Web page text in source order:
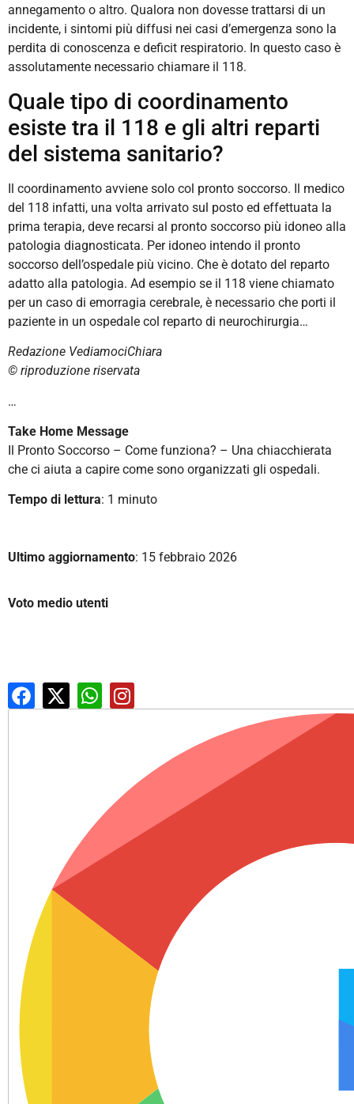
annegamento o altro. Qualora non dovesse trattarsi di un
incidente, i sintomi più diffusi nei casi d’emergenza sono la
perdita di conoscenza e deficit respiratorio. In questo caso è
assolutamente necessario chiamare il 118.
Quale tipo di coordinamento
esiste tra il 118 e gli altri reparti
del sistema sanitario?
Il coordinamento avviene solo col pronto soccorso. Il medico
del 118 infatti, una volta arrivato sul posto ed effettuata la
prima terapia, deve recarsi al pronto soccorso più idoneo alla
patologia diagnosticata. Per idoneo intendo il pronto
soccorso dell’ospedale più vicino. Che è dotato del reparto
adatto alla patologia. Ad esempio se il 118 viene chiamato
per un caso di emorragia cerebrale, è necessario che porti il
paziente in un ospedale col reparto di neurochirurgia…
Redazione VediamociChiara
© riproduzione riservata
…
Take Home Message
Il Pronto Soccorso – Come funziona? – Una chiacchierata
che ci aiuta a capire come sono organizzati gli ospedali.
Tempo di lettura: 1 minuto
Ultimo aggiornamento: 15 febbraio 2026
Voto medio utenti